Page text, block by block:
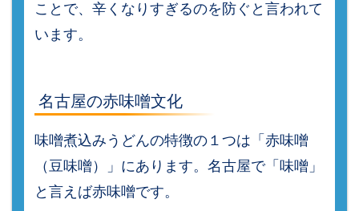
ことで、辛くなりすぎるのを防ぐと言われて
います。
名古屋の赤味噌文化
味噌煮込みうどんの特徴の１つは「赤味噌
（豆味噌）」にあります。名古屋で「味噌」
と言えば赤味噌です。